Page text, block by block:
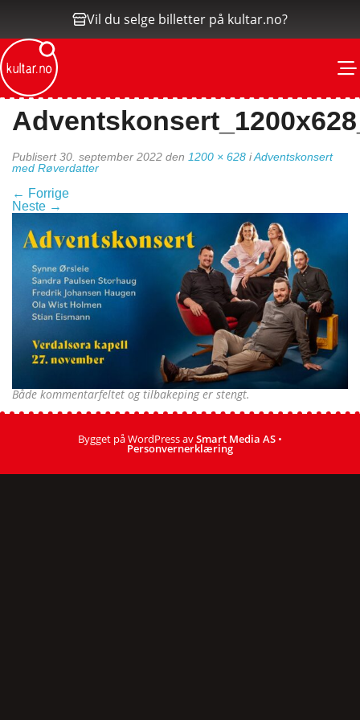
Vil du selge billetter på kultar.no?
Publisert30. september 2022 den 1200 × 628 iAdventskonsert
med Røverdatter
← Forrige
Neste →
Både kommentarfeltet og tilbakeping er stengt.
Bygget på WordPress avSmart Media AS •
Personvernerklæring